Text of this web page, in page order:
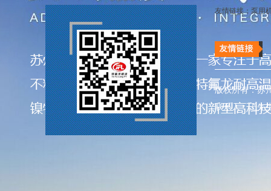
友情链接：泵用
版权所有：苏
联系人：王先